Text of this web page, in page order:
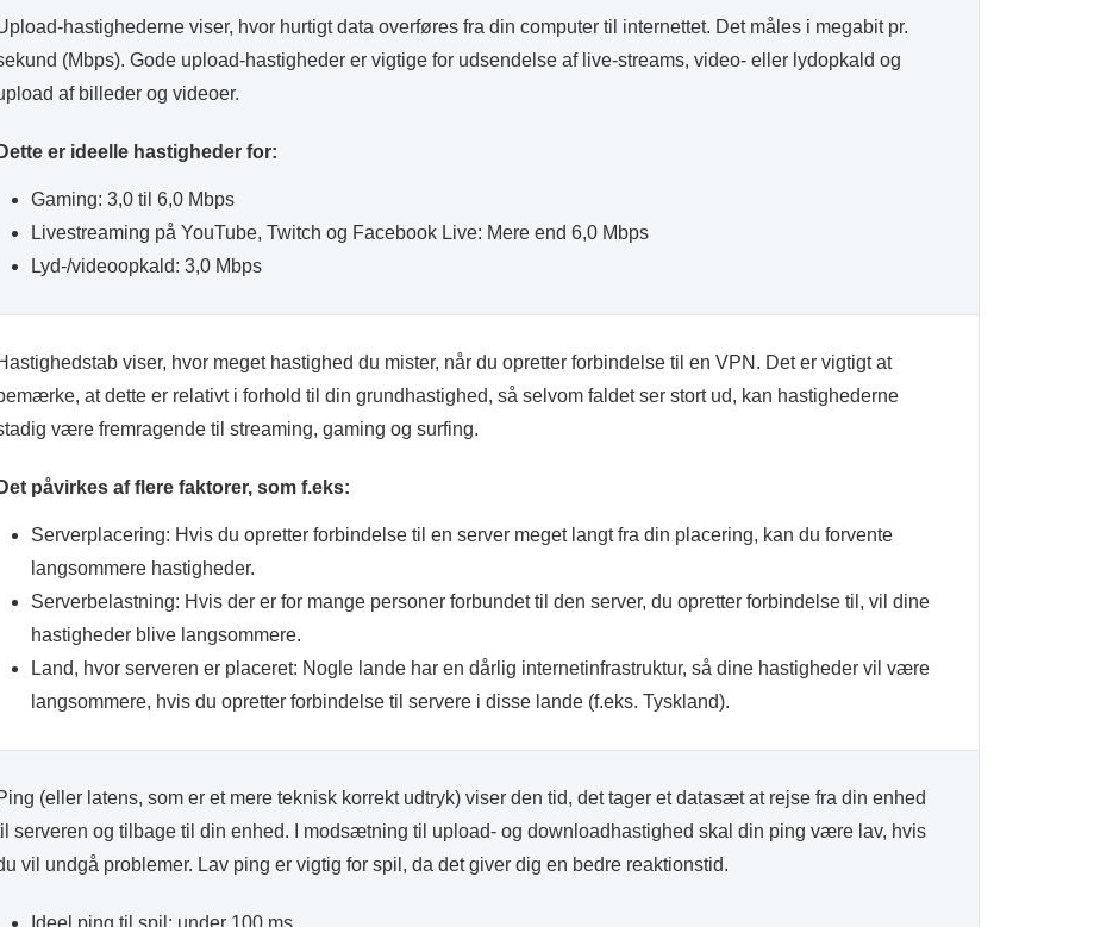
hastighederne viser, hvor hurtigt data overføres fra din computer til internettet. Det måles i megabit pr.
(Mbps). Gode upload-hastigheder er vigtige for udsendelse af live-streams, video- eller lydopkald og
af billeder og videoer.
Dette er ideelle hastigheder for:
Gaming: 3,0 til 6,0 Mbps
Livestreaming på YouTube, Twitch og Facebook Live: Mere end 6,0 Mbps
Lyd-/videoopkald: 3,0 Mbps
viser, hvor meget hastighed du mister, når du opretter forbindelse til en VPN. Det er vigtigt at
at dette er relativt i forhold til din grundhastighed, så selvom faldet ser stort ud, kan hastighederne
være fremragende til streaming, gaming og surfing.
Det påvirkes af flere faktorer, som f.eks:
Serverplacering: Hvis du opretter forbindelse til en server meget langt fra din placering, kan du forvente
langsommere hastigheder.
Serverbelastning: Hvis der er for mange personer forbundet til den server, du opretter forbindelse til, vil dine
hastigheder blive langsommere.
Land, hvor serveren er placeret: Nogle lande har en dårlig internetinfrastruktur, så dine hastigheder vil være
langsommere, hvis du opretter forbindelse til servere i disse lande (f.eks. Tyskland).
(eller latens, som er et mere teknisk korrekt udtryk) viser den tid, det tager et datasæt at rejse fra din enhed
serveren og tilbage til din enhed. I modsætning til upload- og downloadhastighed skal din ping være lav, hvis
vil undgå problemer. Lav ping er vigtig for spil, da det giver dig en bedre reaktionstid.
Ideel ping til spil: under 100 ms